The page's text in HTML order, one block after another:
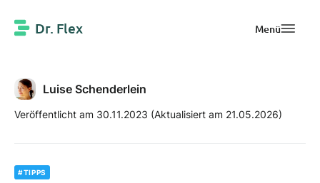
Dr. Flex Menü
Luise Schenderlein
Veröffentlicht am 30.11.2023 (Aktualisiert am 21.05.2026)
#TIPPS